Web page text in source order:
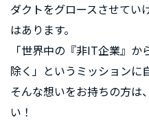
ダクトをグロースさせて
はあります。
「世界中の『非IT企業』
除く」というミッションに
そんな想いをお持ちの方は
い！